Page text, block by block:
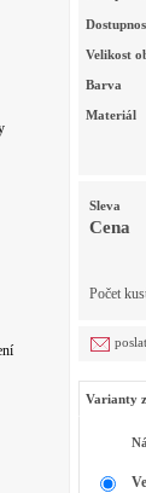
Velikost
Barva
Materiál
Sleva
Cena
Počet
Varianty